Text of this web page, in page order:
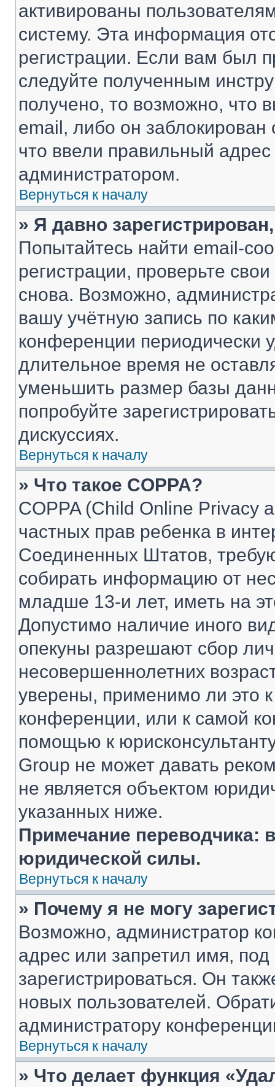
активированы
систему. Эта информация
регистрации. Если вам был
следуйте полученным
получено, то возможно, что
email, либо он
что ввели правильный адрес
администратором.
Вернуться к началу
» Я давно
Попытайтесь найти email-
регистрации, проверьте
снова. Возможно,
вашу учётную запись по
конференции периодически
длительное время не
уменьшить размер базы
попробуйте
дискуссиях.
Вернуться к началу
» Что такое COPPA?
COPPA (Child Online Privacy
частных прав ребенка в
Соединенных Штатов,
собирать информацию от
младше 13-и лет, иметь на
Допустимо наличие иного
опекуны разрешают сбор
несовершеннолетних
уверены, применимо ли это
конференции, или к самой
помощью к
Group не может давать
не является объектом
указанных ниже.
Примечание переводчика:
юридической силы.
Вернуться к началу
» Почему я не могу
Возможно, администратор
адрес или запретил имя,
зарегистрироваться. Он
новых пользователей.
администратору
Вернуться к началу
» Что делает функция